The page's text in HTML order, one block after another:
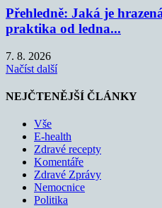
Přehledně: Jaká je
praktika od ledna...
7. 8. 2026
Načíst další
NEJČTENĚJŠÍ ČLÁNKY
Vše
E-health
Zdravé recepty
Komentáře
Zdravé Zprávy
Nemocnice
Politika